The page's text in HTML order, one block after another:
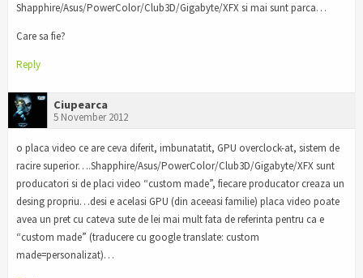
Shapphire/Asus/PowerColor/Club3D/Gigabyte/XFX si mai sunt parca…
Care sa fie?
Reply
Ciupearca
5 November 2012
o placa video ce are ceva diferit, imbunatatit, GPU overclock-at, sistem de
racire superior….Shapphire/Asus/PowerColor/Club3D/Gigabyte/XFX sunt
producatori si de placi video “custom made”, fiecare producator creaza un
desing propriu…desi e acelasi GPU (din aceeasi familie) placa video poate
avea un pret cu cateva sute de lei mai mult fata de referinta pentru ca e
“custom made” (traducere cu google translate: custom
made=personalizat)…